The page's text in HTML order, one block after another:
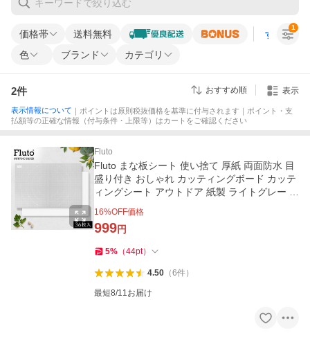
価格帯 送料無料 すべての条
色 ブランド カテゴリ
1
2件 おすすめ順 表示
表示情報について ｜ポイントは原則税抜価格を基準に付与されます｜ポイント・支
払額等の正確な情報（付与条件・上限等）はカートをご確認ください
Fluto
Fluto まな板シート 使い捨て 厚紙 両面防水 目
盛り付き おしゃれ カッティングボード カッテ
ィングシート アウトドア 紙製 ライトグレー 白
ホワイト 36枚入
16%OFF価格
999円
5% （44pt）
4.50（6件）
最短8/11お届け